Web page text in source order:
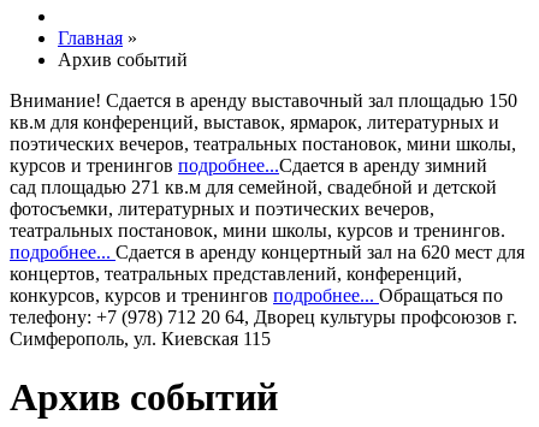
Главная »
Архив событий
Внимание! Сдается в аренду выставочный зал площадью 150
кв.м для конференций, выставок, ярмарок, литературных и
поэтических вечеров, театральных постановок, мини школы,
курсов и тренингов подробнее...Сдается в аренду зимний
сад площадью 271 кв.м для семейной, свадебной и детской
фотосъемки, литературных и поэтических вечеров,
театральных постановок, мини школы, курсов и тренингов.
подробнее... Сдается в аренду концертный зал на 620 мест для
концертов, театральных представлений, конференций,
конкурсов, курсов и тренингов подробнее... Обращаться по
телефону: +7 (978) 712 20 64, Дворец культуры профсоюзов г.
Симферополь, ул. Киевская 115
Архив событий